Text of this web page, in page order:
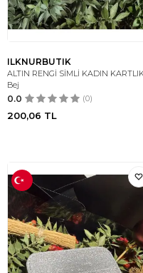
ILKNURBUTIK
ALTIN RENGİ SİMLİ KADIN
Bej
0.0 (0)
200,06 TL